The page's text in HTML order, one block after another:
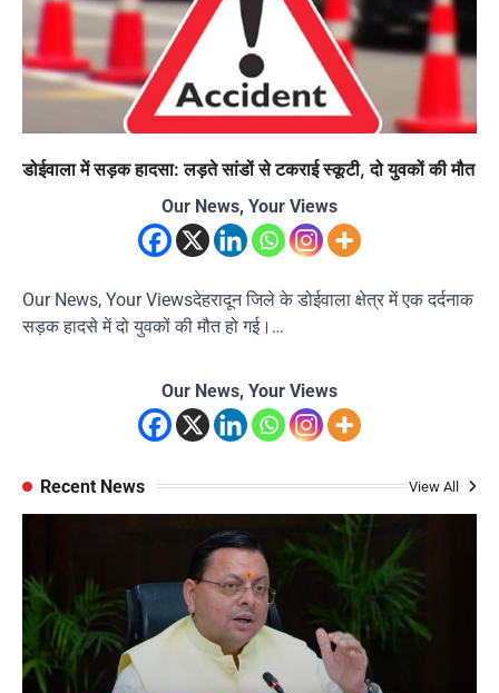
डोईवाला में सड़क हादसा: लड़ते सांडों से टकराई स्कूटी, दो युवकों की मौत
Our News, Your Views
Our News, Your Viewsदेहरादून जिले के डोईवाला क्षेत्र में एक दर्दनाक
सड़क हादसे में दो युवकों की मौत हो गई।…
Our News, Your Views
Recent News View All